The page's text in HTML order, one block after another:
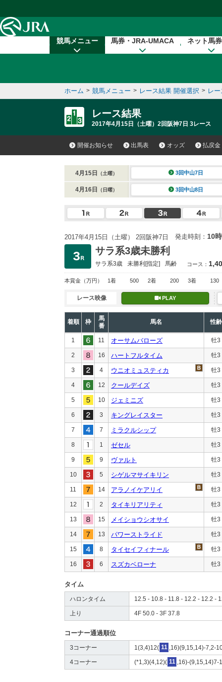
競馬メニュー 馬券・JRA-UMACA ネット馬
ホーム > 競馬メニュー > レース結果 開催選択 > レ
レース結果
2017年4月15日（土曜）2回阪神7日 3レース
開催お知らせ 出馬表 オッズ 払戻金
4月15日 （土曜） 3回中山7日
4月16日 （日曜） 3回中山8日
2017年4月15日（土曜） 2回阪神7日 発走時刻： 10
サラ系3歳未勝利
サラ系3歳 未勝利[指定] 馬齢 コース：
本賞金 （万円） 1着 500 2着 200 3着 130
レース映像 PLAY
着順 枠
馬
番
馬名 性齢
1 11 オーサムバローズ 牡3
2 16 ハートフルタイム 牡3
3 4 ウニオミュスティカ 牡3
4 12 クールデイズ 牡3
5 10 ジェミニズ 牡3
6 3 キングレイスター 牡3
7 7 ミラクルシップ 牡3
8 1 ゼセル 牡3
9 9 ヴァルト 牡3
10 5 シゲルマサイキリン 牡3
11 14 アラノイケアリイ 牡3
12 2 タイキリアリティ 牡3
13 15 メイショウシオサイ 牡3
14 13 パワーストライド 牡3
15 8 タイセイフィナール 牡3
16 6 スズカベローナ 牡3
タイム
ハロンタイム 12.5 - 10.8 - 11.8 - 12.2 - 12.2 -
上り 4F 50.0 - 3F 37.8
コーナー通過順位
3コーナー 1(3,4)12( 11 ,16)(9,15,14)-7,2-
4コーナー (*1,3)(4,12)( 11 ,16)-(9,15,14)7-